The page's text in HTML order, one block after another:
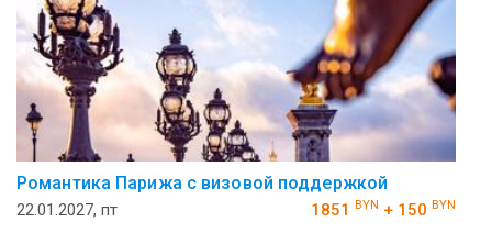
Романтика Парижа с визовой поддержкой
22.01.2027, пт 1851 BYN + 150 BYN